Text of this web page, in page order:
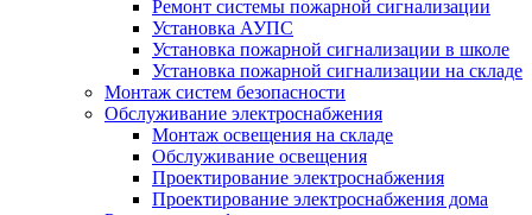
Ремонт системы пожарной сигнализации
Установка АУПС
Установка пожарной сигнализации в школе
Установка пожарной сигнализации на складе
Монтаж систем безопасности
Обслуживание электроснабжения
Монтаж освещения на складе
Обслуживание освещения
Проектирование электроснабжения
Проектирование электроснабжения дома